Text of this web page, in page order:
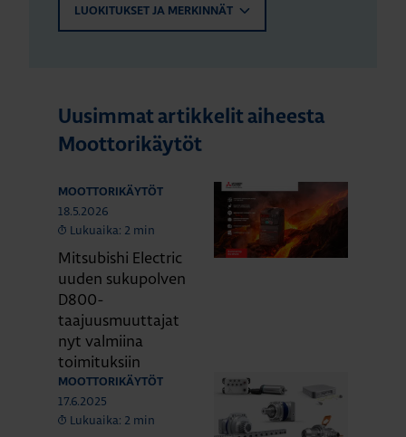
LUOKITUKSET JA MERKINNÄT
Uusimmat artikkelit aiheesta
Moottorikäytöt
MOOTTORIKÄYTÖT
18.5.2026
Lukuaika: 2 min
Mitsubishi Electric
uuden sukupolven
D800-
taajuusmuuttajat
nyt valmiina
toimituksiin
MOOTTORIKÄYTÖT
17.6.2025
Lukuaika: 2 min